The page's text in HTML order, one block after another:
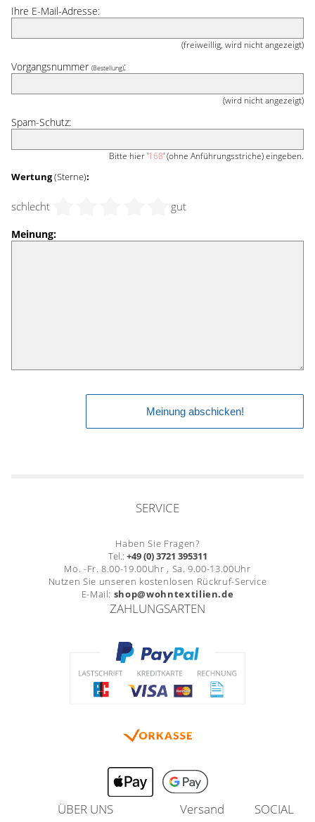
Ihre E-Mail-Adresse:
(freiweillig, wird nicht angezeigt)
Vorgangsnummer (Bestellung):
(wird nicht angezeigt)
Spam-Schutz:
Bitte hier '168' (ohne Anführungsstriche) eingeben.
Wertung(Sterne):
schlecht gut
Meinung:
SERVICE
Haben Sie Fragen?
Tel.: +49 (0) 3721 395311
Mo. -Fr. 8.00-19.00Uhr , Sa. 9.00-13.00Uhr
Nutzen Sie unseren kostenlosen Rückruf-Service
E-Mail: shop@wohntextilien.de
ZAHLUNGSARTEN
ÜBER UNS Versand SOCIAL